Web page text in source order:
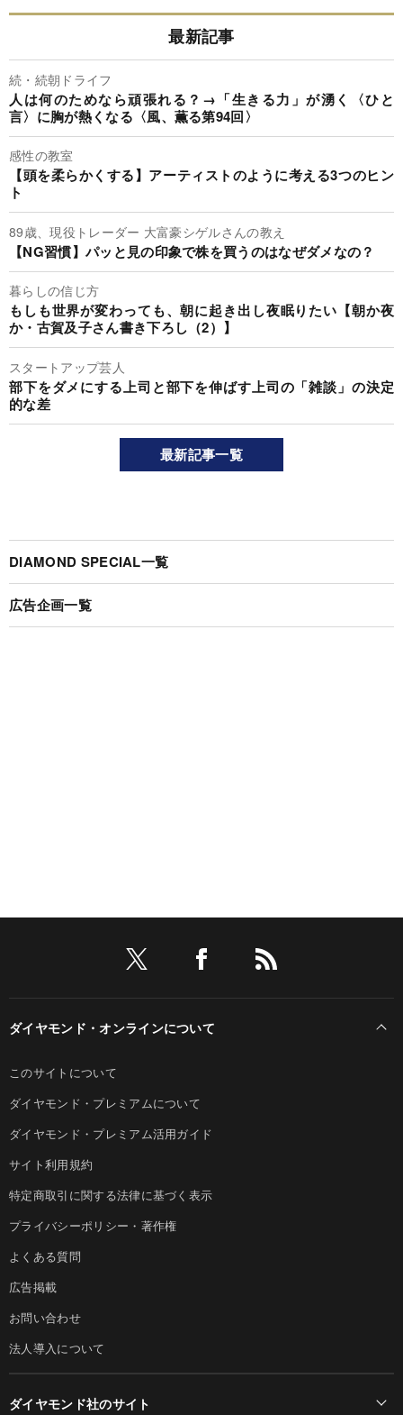
最新記事
続・続朝ドライフ
人は何のためなら頑張れる？→「生きる力」が湧く〈ひと
言〉に胸が熱くなる〈風、薫る第94回〉
感性の教室
【頭を柔らかくする】アーティストのように考える3つのヒン
ト
89歳、現役トレーダー 大富豪シゲルさんの教え
【NG習慣】パッと見の印象で株を買うのはなぜダメなの？
暮らしの信じ方
もしも世界が変わっても、朝に起き出し夜眠りたい【朝か夜
か・古賀及子さん書き下ろし（2）】
スタートアップ芸人
部下をダメにする上司と部下を伸ばす上司の「雑談」の決定
的な差
最新記事一覧
DIAMOND SPECIAL一覧
広告企画一覧
ダイヤモンド・オンラインについて
このサイトについて
ダイヤモンド・プレミアムについて
ダイヤモンド・プレミアム活用ガイド
サイト利用規約
特定商取引に関する法律に基づく表示
プライバシーポリシー・著作権
よくある質問
広告掲載
お問い合わせ
法人導入について
ダイヤモンド社のサイト